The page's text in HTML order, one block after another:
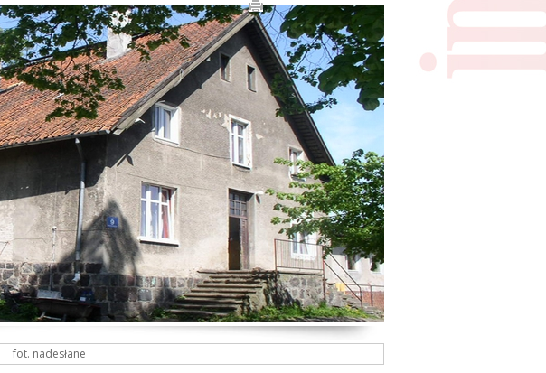
fot. nadesłane